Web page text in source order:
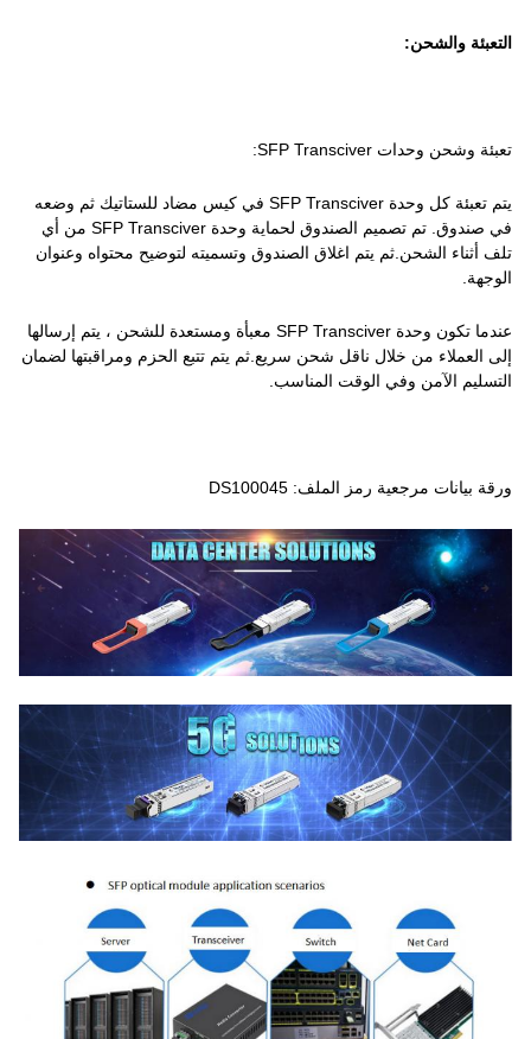
التعبئة والشحن:
تعبئة وشحن وحدات SFP Transciver:
يتم تعبئة كل وحدة SFP Transciver في كيس مضاد للستاتيك ثم وضعه
في صندوق. تم تصميم الصندوق لحماية وحدة SFP Transciver من أي
تلف أثناء الشحن.ثم يتم اغلاق الصندوق وتسميته لتوضيح محتواه وعنوان
الوجهة.
عندما تكون وحدة SFP Transciver معبأة ومستعدة للشحن ، يتم إرسالها
إلى العملاء من خلال ناقل شحن سريع.ثم يتم تتبع الحزم ومراقبتها لضمان
التسليم الآمن وفي الوقت المناسب.
ورقة بيانات مرجعية رمز الملف: DS100045